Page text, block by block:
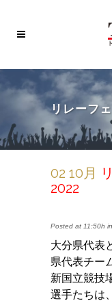
リレーフ
02 10月
2022
Posted at 11:50h in
大分県代表
県代表チー
新国立競技
選手たちは